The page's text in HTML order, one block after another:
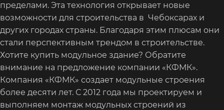
пределами. Эта технология открывает новые
возможности для строительства в Чебоксарах и
других городах страны. Благодаря этим плюсам они
стали перспективным трендом в строительстве.
Хотите купить модульное здание? Обратите
внимание на предложение компании «КФМК».
Компания «КФМК» создает модульные строения
более десяти лет. С 2012 года мы проектируем и
выполняем монтаж модульных строений из